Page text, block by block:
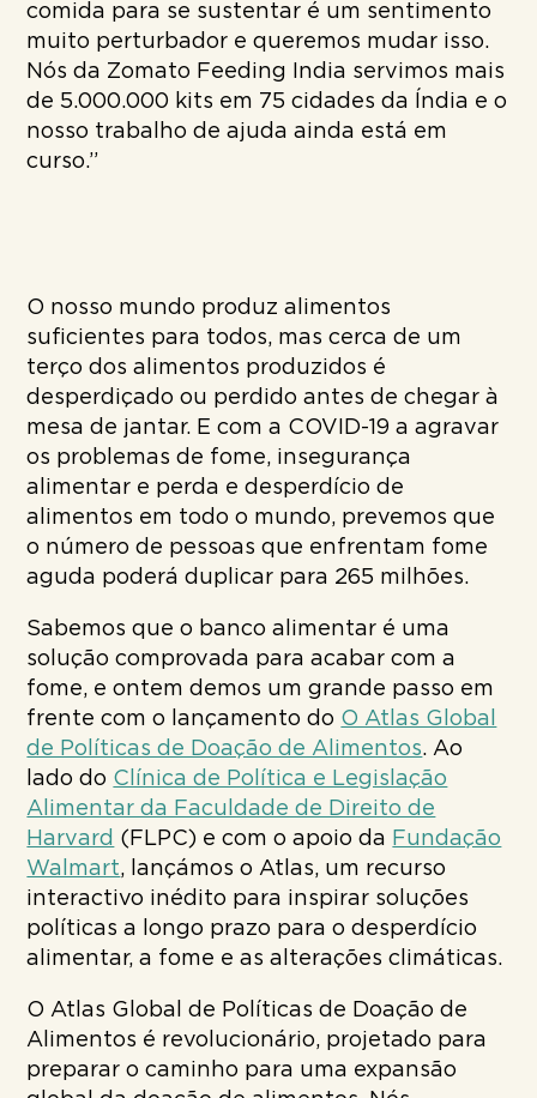
comida para se sustentar é um sentimento
muito perturbador e queremos mudar isso.
Nós da Zomato Feeding India servimos mais
de 5.000.000 kits em 75 cidades da Índia e o
nosso trabalho de ajuda ainda está em
curso.”
O nosso mundo produz alimentos
suficientes para todos, mas cerca de um
terço dos alimentos produzidos é
desperdiçado ou perdido antes de chegar à
mesa de jantar. E com a COVID-19 a agravar
os problemas de fome, insegurança
alimentar e perda e desperdício de
alimentos em todo o mundo, prevemos que
o número de pessoas que enfrentam fome
aguda poderá duplicar para 265 milhões.
Sabemos que o banco alimentar é uma
solução comprovada para acabar com a
fome, e ontem demos um grande passo em
frente com o lançamento do O Atlas Global
de Políticas de Doação de Alimentos. Ao
lado do Clínica de Política e Legislação
Alimentar da Faculdade de Direito de
Harvard (FLPC) e com o apoio da Fundação
Walmart, lançámos o Atlas, um recurso
interactivo inédito para inspirar soluções
políticas a longo prazo para o desperdício
alimentar, a fome e as alterações climáticas.
O Atlas Global de Políticas de Doação de
Alimentos é revolucionário, projetado para
preparar o caminho para uma expansão